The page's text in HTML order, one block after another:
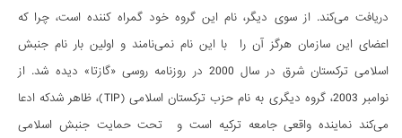
دریافت می­‌کند. از سوی دیگر، نام این گروه خود گمراه کننده است، چرا که
اعضای این سازمان هرگز آن را با این نام نمی‌نامند و اولین بار نام جنبش
اسلامی ترکستان شرق در سال 2000 در روزنامه روسی «گازتا» دیده شد. از
نوامبر 2003، گروه دیگری به نام حزب ترکستان اسلامی (TIP)، ظاهر شدکه ادعا
می­‌کند نماینده واقعی جامعه ترکیه است و تحت حمایت جنبش اسلامی